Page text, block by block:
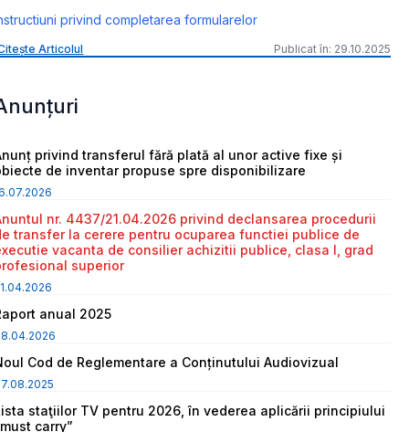
privind completarea formularelor
Articolul Publicat în: 29.10.2025
privind transferul fără plată al unor active fixe și
de inventar propuse spre disponibilizare
nr. 4437/21.04.2026 privind declansarea procedurii
transfer la cerere pentru ocuparea functiei publice de
vacanta de consilier achizitii publice, clasa I, grad
superior
anual 2025
Cod de Reglementare a Conținutului Audiovizual
staţiilor TV pentru 2026, în vederea aplicării principiului
carry”